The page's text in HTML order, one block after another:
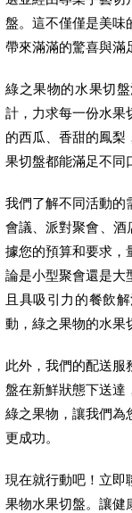
盤。這不僅僅是美味
帶來滿滿的驚喜與滿
綠之果物的水果切
計，力求每一份水果
的西瓜、香甜的鳳梨
果切盤都能滿足不同
我們了解不同活動的
會議、派對聚會、酒
據您的預算和要求，
論是小型聚會還是大
且具吸引力的餐飲
動，綠之果物的水果
此外，我們的配送服
盤在新鮮狀態下送達
綠之果物，讓我們為
更成功。
現在就行動吧！立即
果物水果切盤。讓健